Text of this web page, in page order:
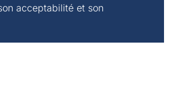
acceptabilité et son